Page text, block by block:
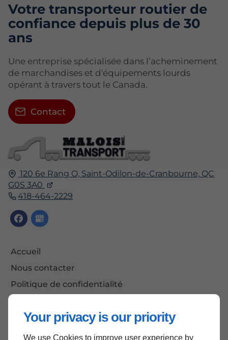
Your privacy is our priority
We use Cookies to improve user experience by
120 6e Rang O, Saint-Odilon-de-Cranbourne, QC
G0S 3A0
418-464-2229
Accueil
Nous contacter
Politique de confidentialité
Votre transporteur routier de
confiance depuis plus de 30
ans
Une entreprise spécialisée dans l’acheminement
de marchandises et d'équipements lourds
opérant à travers tout le Canada.
Contact